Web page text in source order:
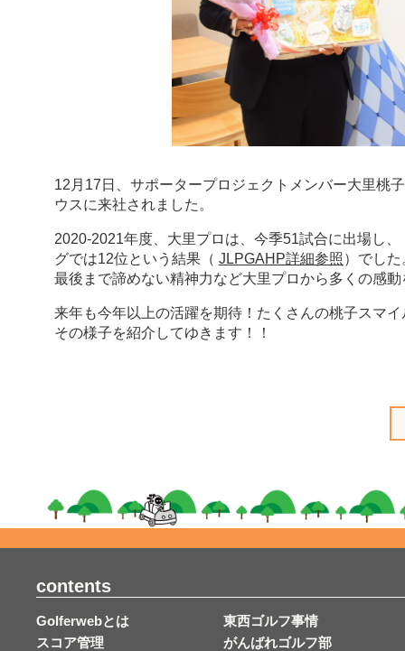
12月17日、サポータープロジェクトメンバー大里桃
ウスに来社されました。
2020-2021年度、大里プロは、今季51試合に出場し
グでは12位という結果（ JLPGAHP詳細参照 ）でした
最後まで諦めない精神力など大里プロから多くの感
来年も今年以上の活躍を期待！たくさんの桃子スマ
その様子を紹介してゆきます！！
contents
Golferwebとは
スコア管理
東西ゴルフ事情
がんばれゴルフ部